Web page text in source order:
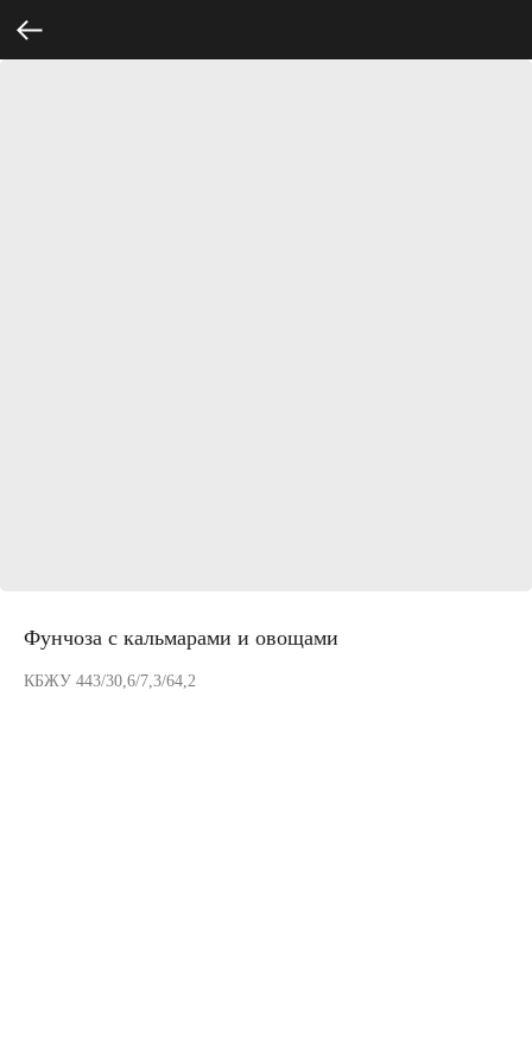
Фунчоза с кальмарами и овощами
КБЖУ 443/30,6/7,3/64,2